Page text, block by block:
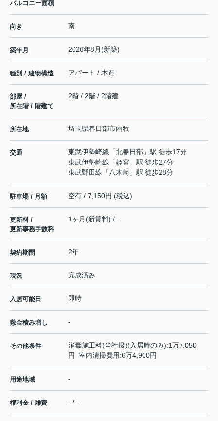
バルコニー面積
向き 南
築年月 2026年8月(新築)
種別 / 建物構造 アパート / 木造
部屋 /
所在階 / 階建て
2階 / 2階 / 2階建
所在地 埼玉県春日部市内牧
交通 東武伊勢崎線 「北春日部 」駅 徒歩17分
東武伊勢崎線 「姫宮 」駅 徒歩27分
東武野田線 「 八木崎 」駅 徒歩28分
駐車場 / 月額 空有 / 7,150円 (税込)
更新料 /
更新事務手数料
1ヶ月(新賃料) / -
契約期間 2年
現況 完成済み
入居可能日 即時
敷金積み増し -
その他条件
消毒施工料(当社扱)(入居時のみ):1万7,050
円 室内清掃費用:6万4,900円
用途地域 -
権利金 / 雑費 - / -